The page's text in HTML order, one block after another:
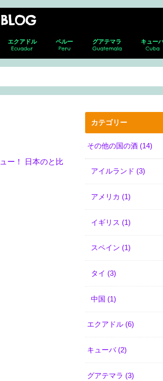
メキシコシティの博物館、美術
ルーカ
ス・チョルラ
ンテス フェリア・サンマルコス
ホセ・グアダルーペ・ポサダ美
セロ・デル・ムエルト
グアダラハラ動物園
ャルタ グアナファトの博物館
ザ取得の全貌｜転職し
エクアドル
Ecuador
キト(新市街)
キト(旧市街)
コトパクシ
チンボラソ
オタバロ&周辺
ペルー
Peru
リマ
クスコ
サクサイワマン
ヴィニクンカ
プーノ
アレキパ
グアテマラ
Guatemala
アンティグア
アンティグアにあるスペイ
パカジャ火山
キュー
Cuba
ハバナ
ピニャ
ー！ 日本のと比
カテゴリー
その他の国の酒 (14)
アイルランド (3)
アメリカ (1)
イギリス (1)
スペイン (1)
タイ (3)
中国 (1)
エクアドル (6)
キューバ (2)
グアテマラ (3)